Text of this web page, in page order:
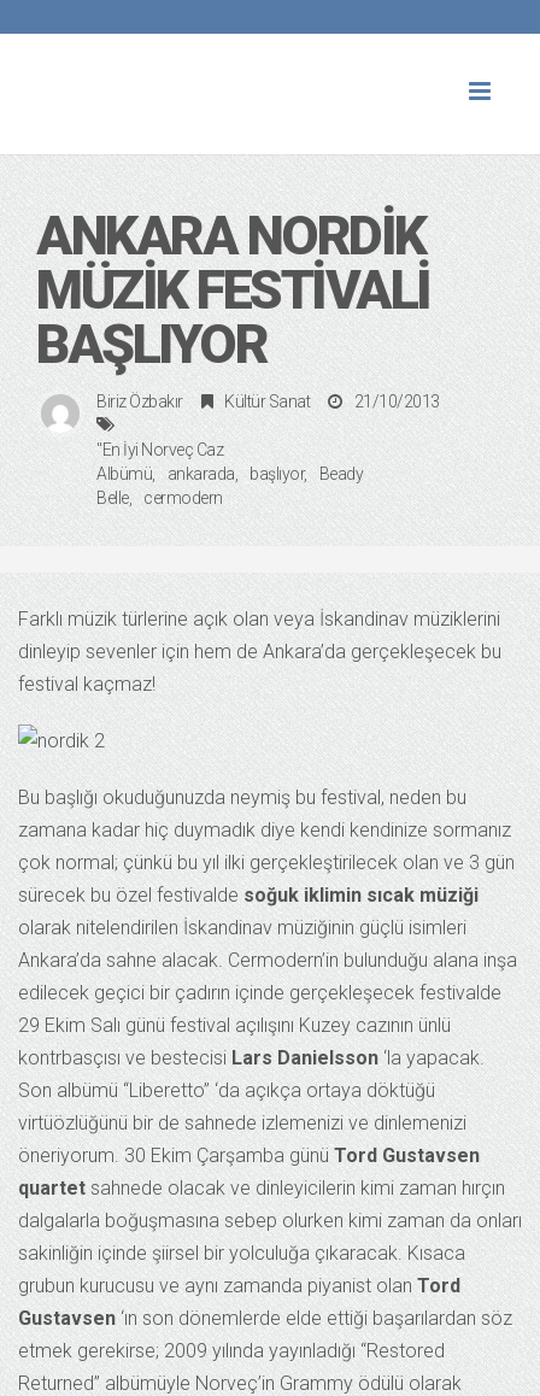
ANKARA NORDIK
MÜZIK FESTIVALI
BAŞLIYOR
Biriz Özbakır Kültür Sanat 21/10/2013
"En İyi Norveç Caz
Albümü
ankarada başlıyor
Beady
Belle
cermodern
Farklı müzik türlerine açık olan veya İskandinav müziklerini
dinleyip sevenler için hem de Ankara’da gerçekleşecek bu
festival kaçmaz!
Bu başlığı okuduğunuzda neymiş bu festival, neden bu
zamana kadar hiç duymadık diye kendi kendinize sormanız
çok normal; çünkü bu yıl ilki gerçekleştirilecek olan ve 3 gün
sürecek bu özel festivaldesoğuk iklimin sıcak müziği
olarak nitelendirilen İskandinav müziğinin güçlü isimleri
Ankara’da sahne alacak. Cermodern’in bulunduğu alana inşa
edilecek geçici bir çadırın içinde gerçekleşecek festivalde
29 Ekim Salı günü festival açılışını Kuzey cazının ünlü
kontrbasçısı ve bestecisi Lars Danielsson ‘la yapacak.
Son albümü “Liberetto” ‘da açıkça ortaya döktüğü
virtüözlüğünü bir de sahnede izlemenizi ve dinlemenizi
öneriyorum. 30 Ekim Çarşamba günü Tord Gustavsen
quartet sahnede olacak ve dinleyicilerin kimi zaman hırçın
dalgalarla boğuşmasına sebep olurken kimi zaman da onları
sakinliğin içinde şiirsel bir yolculuğa çıkaracak. Kısaca
grubun kurucusu ve aynı zamanda piyanist olanTord
Gustavsen ‘ın son dönemlerde elde ettiği başarılardan söz
etmek gerekirse; 2009 yılında yayınladığı “Restored
Returned” albümüyle Norveç’in Grammy ödülü olarak